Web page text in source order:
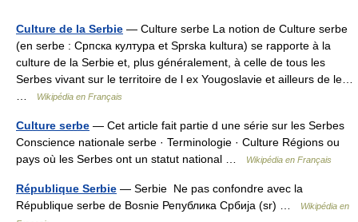
Culture de la Serbie — Culture serbe La notion de Culture serbe
(en serbe : Српска култура et Sprska kultura) se rapporte à la
culture de la Serbie et, plus généralement, à celle de tous les
Serbes vivant sur le territoire de l ex Yougoslavie et ailleurs de le…
Wikipédia en Français
Culture serbe — Cet article fait partie d une série sur les Serbes
Conscience nationale serbe · Terminologie · Culture Régions ou
pays où les Serbes ont un statut national …
Wikipédia en Français
République Serbie — Serbie Ne pas confondre avec la
République serbe de Bosnie Република Сpбија (sr) …
Wikipédia en